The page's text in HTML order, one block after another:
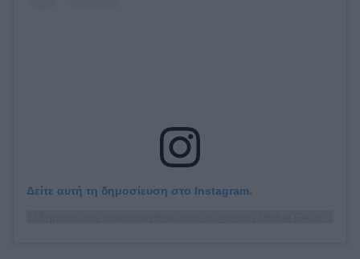
Δείτε αυτή τη δημοσίευση στο Instagram.